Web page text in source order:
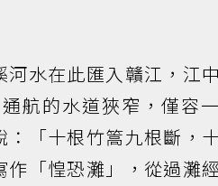
水在此匯入贛江，江
航的水道狹窄，僅容
「十根竹篙九根斷，
「惶恐灘」，從過灘